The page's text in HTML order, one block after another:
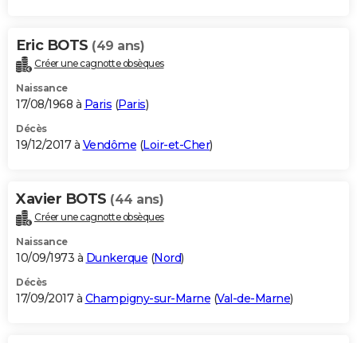
Eric BOTS (49 ans)
Créer une cagnotte obsèques
Naissance
17/08/1968 à Paris (Paris)
Décès
19/12/2017 à Vendôme (Loir-et-Cher)
Xavier BOTS (44 ans)
Créer une cagnotte obsèques
Naissance
10/09/1973 à Dunkerque (Nord)
Décès
17/09/2017 à Champigny-sur-Marne (Val-de-Marne)